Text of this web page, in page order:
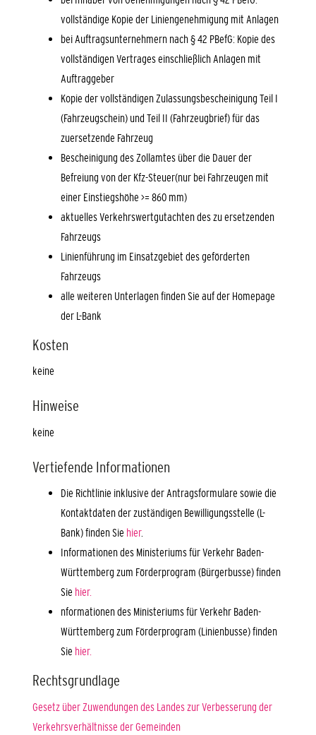
vollständige Kopie der Liniengenehmigung mit Anlagen
bei Auftragsunternehmern nach § 42 PBefG: Kopie des
vollständigen Vertrages einschließlich Anlagen mit
Auftraggeber
Kopie der vollständigen Zulassungsbescheinigung Teil I
(Fahrzeugschein) und Teil II (Fahrzeugbrief) für das
zuersetzende Fahrzeug
Bescheinigung des Zollamtes über die Dauer der
Befreiung von der Kfz-Steuer(nur bei Fahrzeugen mit
einer Einstiegshöhe >= 860 mm)
aktuelles Verkehrswertgutachten des zu ersetzenden
Fahrzeugs
Linienführung im Einsatzgebiet des geförderten
Fahrzeugs
alle weiteren Unterlagen finden Sie auf der Homepage
der L-Bank
Kosten
keine
Hinweise
keine
Vertiefende Informationen
Die Richtlinie inklusive der Antragsformulare sowie die
Kontaktdaten der zuständigen Bewilligungsstelle (L-
Bank) finden Sie hier.
Informationen des Ministeriums für Verkehr Baden-
Württemberg zum Förderprogram (Bürgerbusse) finden
Sie hier.
nformationen des Ministeriums für Verkehr Baden-
Württemberg zum Förderprogram (Linienbusse) finden
Sie hier.
Rechtsgrundlage
Gesetz über Zuwendungen des Landes zur Verbesserung der
Verkehrsverhältnisse der Gemeinden